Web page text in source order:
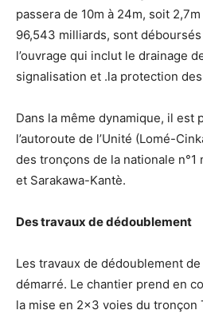
passera de 10m à 24m, soit
96,543 milliards, sont
l’ouvrage qui inclut le drainage
signalisation et .la protection
Dans la même dynamique, il est
l’autoroute de l’Unité (Lomé-
des tronçons de la nationale n°1
et Sarakawa-Kantè.
Des travaux de dédoublement
Les travaux de dédoublement
démarré. Le chantier prend en
la mise en 2×3 voies du tronçon